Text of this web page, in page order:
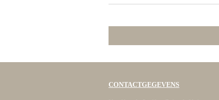
CONTACTGEGEVENS